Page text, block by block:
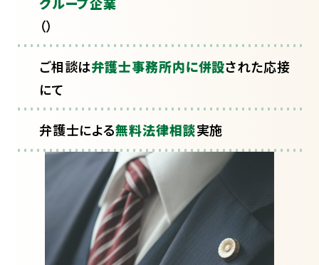
（）
ご相談は弁護士事務所内に併設された応接
にて
弁護士による無料法律相談実施